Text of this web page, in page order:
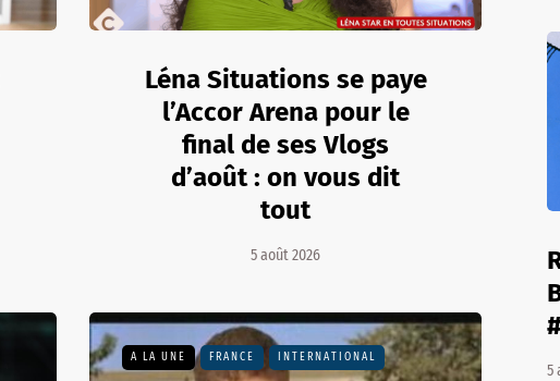
Léna Situations se paye
l’Accor Arena pour le
final de ses Vlogs
d’août : on vous dit
tout
5 août 2026
A LA UNE FRANCE INTERNATIONAL
5